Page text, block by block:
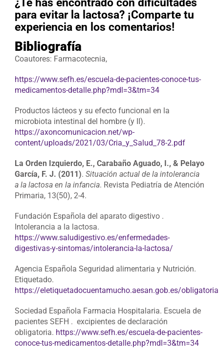
¿Te has encontrado con dificultades
para evitar la lactosa? ¡Comparte tu
experiencia en los comentarios!
Bibliografía
Coautores: Farmacotecnia,
https://www.sefh.es/escuela-de-pacientes-conoce-tus-
medicamentos-detalle.php?mdl=3&tm=34
Productos lácteos y su efecto funcional en la
microbiota intestinal del hombre (y II).
https://axoncomunicacion.net/wp-
content/uploads/2021/03/Cria_y_Salud_78-2.pdf
La Orden Izquierdo, E., Carabaño Aguado, I., & Pelayo
García, F. J. (2011). Situación actual de la intolerancia
a la lactosa en la infancia. Revista Pediatría de Atención
Primaria, 13(50), 2-4.
Fundación Española del aparato digestivo .
Intolerancia a la lactosa.
https://www.saludigestivo.es/enfermedades-
digestivas-y-sintomas/intolerancia-la-lactosa/
Agencia Española Seguridad alimentaria y Nutrición.
Etiquetado.
https://eletiquetadocuentamucho.aesan.gob.es/
Sociedad Española Farmacia Hospitalaria. Escuela de
pacientes SEFH . excipientes de declaración
obligatoria. https://www.sefh.es/escuela-de-pacientes-
conoce-tus-medicamentos-detalle.php?mdl=3&tm=34